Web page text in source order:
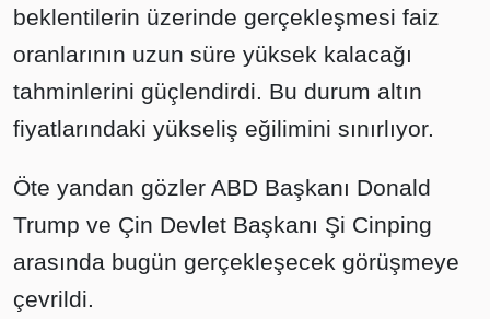
beklentilerin üzerinde gerçekleşmesi faiz
oranlarının uzun süre yüksek kalacağı
tahminlerini güçlendirdi. Bu durum altın
fiyatlarındaki yükseliş eğilimini sınırlıyor.
Öte yandan gözler ABD Başkanı Donald
Trump ve Çin Devlet Başkanı Şi Cinping
arasında bugün gerçekleşecek görüşmeye
çevrildi.